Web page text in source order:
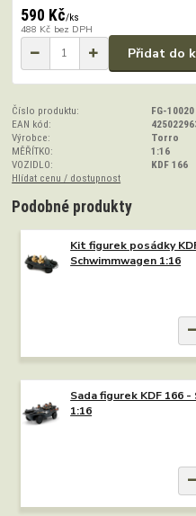
590 Kč/ks
488 Kč bez DPH
Přidat do
Číslo produktu:
FG-10020
EAN kód:
Výrobce:
Torro
MĚŘÍTKO:
1:16
VOZIDLO:
KDF 166
Hlídat cenu / dostupnost
Podobné produkty
Kit figurek posádky
Schwimmwagen 1:16
Sada figurek KDF 166
1:16